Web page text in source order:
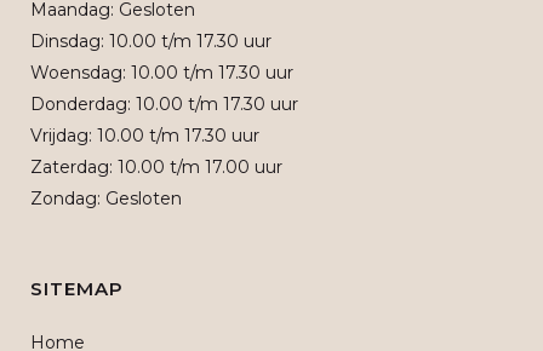
Maandag: Gesloten
Dinsdag: 10.00 t/m 17.30 uur
Woensdag: 10.00 t/m 17.30 uur
Donderdag: 10.00 t/m 17.30 uur
Vrijdag: 10.00 t/m 17.30 uur
Zaterdag: 10.00 t/m 17.00 uur
Zondag: Gesloten
SITEMAP
Home